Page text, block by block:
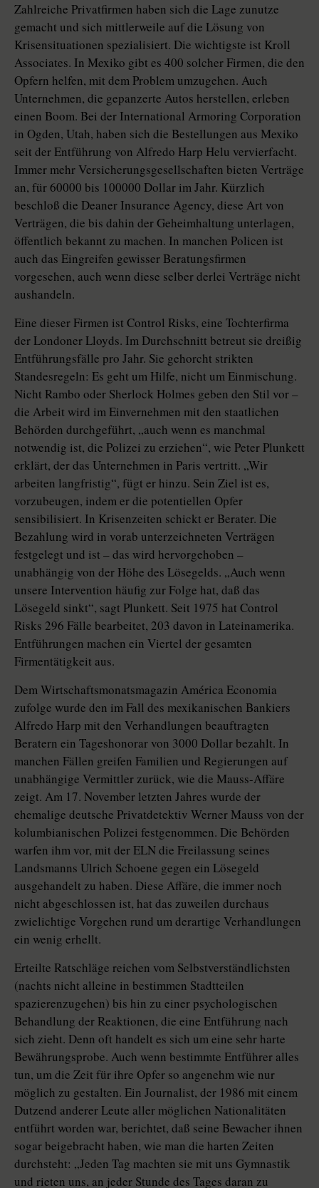
Zahlreiche Privatfirmen haben sich die Lage zunutze
gemacht und sich mittlerweile auf die Lösung von
Krisensituationen spezialisiert. Die wichtigste ist Kroll
Associates. In Mexiko gibt es 400 solcher Firmen, die den
Opfern helfen, mit dem Problem umzugehen. Auch
Unternehmen, die gepanzerte Autos herstellen, erleben
einen Boom. Bei der International Armoring Corporation
in Ogden, Utah, haben sich die Bestellungen aus Mexiko
seit der Entführung von Alfredo Harp Helu vervierfacht.
Immer mehr Versicherungsgesellschaften bieten Verträge
an, für 60000 bis 100000 Dollar im Jahr. Kürzlich
beschloß die Deaner Insurance Agency, diese Art von
Verträgen, die bis dahin der Geheimhaltung unterlagen,
öffentlich bekannt zu machen. In manchen Policen ist
auch das Eingreifen gewisser Beratungsfirmen
vorgesehen, auch wenn diese selber derlei Verträge nicht
aushandeln.
Eine dieser Firmen ist Control Risks, eine Tochterfirma
der Londoner Lloyds. Im Durchschnitt betreut sie dreißig
Entführungsfälle pro Jahr. Sie gehorcht strikten
Standesregeln: Es geht um Hilfe, nicht um Einmischung.
Nicht Rambo oder Sherlock Holmes geben den Stil vor –
die Arbeit wird im Einvernehmen mit den staatlichen
Behörden durchgeführt, „auch wenn es manchmal
notwendig ist, die Polizei zu erziehen“, wie Peter Plunkett
erklärt, der das Unternehmen in Paris vertritt. „Wir
arbeiten langfristig“, fügt er hinzu. Sein Ziel ist es,
vorzubeugen, indem er die potentiellen Opfer
sensibilisiert. In Krisenzeiten schickt er Berater. Die
Bezahlung wird in vorab unterzeichneten Verträgen
festgelegt und ist – das wird hervorgehoben –
unabhängig von der Höhe des Lösegelds. „Auch wenn
unsere Intervention häufig zur Folge hat, daß das
Lösegeld sinkt“, sagt Plunkett. Seit 1975 hat Control
Risks 296 Fälle bearbeitet, 203 davon in Lateinamerika.
Entführungen machen ein Viertel der gesamten
Firmentätigkeit aus.
Dem Wirtschaftsmonatsmagazin América Economia
zufolge wurde den im Fall des mexikanischen Bankiers
Alfredo Harp mit den Verhandlungen beauftragten
Beratern ein Tageshonorar von 3000 Dollar bezahlt. In
manchen Fällen greifen Familien und Regierungen auf
unabhängige Vermittler zurück, wie die Mauss-Affäre
zeigt. Am 17. November letzten Jahres wurde der
ehemalige deutsche Privatdetektiv Werner Mauss von der
kolumbianischen Polizei festgenommen. Die Behörden
warfen ihm vor, mit der ELN die Freilassung seines
Landsmanns Ulrich Schoene gegen ein Lösegeld
ausgehandelt zu haben. Diese Affäre, die immer noch
nicht abgeschlossen ist, hat das zuweilen durchaus
zwielichtige Vorgehen rund um derartige Verhandlungen
ein wenig erhellt.
Erteilte Ratschläge reichen vom Selbstverständlichsten
(nachts nicht alleine in bestimmen Stadtteilen
spazierenzugehen) bis hin zu einer psychologischen
Behandlung der Reaktionen, die eine Entführung nach
sich zieht. Denn oft handelt es sich um eine sehr harte
Bewährungsprobe. Auch wenn bestimmte Entführer alles
tun, um die Zeit für ihre Opfer so angenehm wie nur
möglich zu gestalten. Ein Journalist, der 1986 mit einem
Dutzend anderer Leute aller möglichen Nationalitäten
entführt worden war, berichtet, daß seine Bewacher ihnen
sogar beigebracht haben, wie man die harten Zeiten
durchsteht: „Jeden Tag machten sie mit uns Gymnastik
und rieten uns, an jeder Stunde des Tages daran zu